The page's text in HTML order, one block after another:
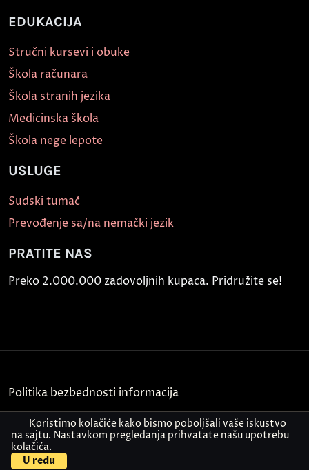
EDUKACIJA
Stručni kursevi i obuke
Škola računara
Škola stranih jezika
Medicinska škola
Škola nege lepote
USLUGE
Sudski tumač
Prevođenje sa/na nemački jezik
PRATITE NAS
Preko 2.000.000 zadovoljnih kupaca. Pridružite se!
Politika bezbednosti informacija
Kontakt
© Akademija Oxford 2026.
Koristimo kolačiće kako bismo poboljšali vaše iskustvo
na sajtu. Nastavkom pregledanja prihvatate našu upotrebu
kolačića.
U redu